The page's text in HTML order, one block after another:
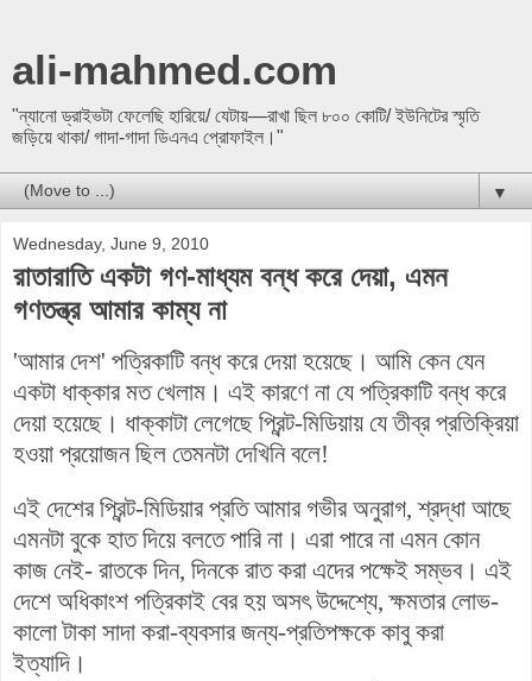
ali-mahmed.com
"ন্যানো ড্রাইভটা ফেলেছি হারিয়ে/ যেটায়—রাখা ছিল ৮০০ কোটি/ ইউনিটের স্মৃতি
জড়িয়ে থাকা/ গাদা-গাদা ডিএনএ প্রোফাইল।"
▼
Wednesday, June 9, 2010
রাতারাতি একটা গণ-মাধ্যম বন্ধ করে দেয়া, এমন
গণতন্ত্র আমার কাম্য না
'আমার দেশ' পত্রিকাটি বন্ধ করে দেয়া হয়েছে। আমি কেন যেন
একটা ধাক্কার মত খেলাম। এই কারণে না যে পত্রিকাটি বন্ধ করে
দেয়া হয়েছে। ধাক্কাটা লেগেছে প্রিন্ট-মিডিয়ায় যে তীব্র প্রতিক্রিয়া
হওয়া প্রয়োজন ছিল তেমনটা দেখিনি বলে!
এই দেশের প্রিন্ট-মিডিয়ার প্রতি আমার গভীর অনুরাগ, শ্রদ্ধা আছে
এমনটা বুকে হাত দিয়ে বলতে পারি না। এরা পারে না এমন কোন
কাজ নেই- রাতকে দিন, দিনকে রাত করা এদের পক্ষেই সম্ভব। এই
দেশে অধিকাংশ পত্রিকাই বের হয় অসৎ উদ্দেশ্যে, ক্ষমতার লোভ-
কালো টাকা সাদা করা-ব্যবসার জন্য-প্রতিপক্ষকে কাবু করা
ইত্যাদি।